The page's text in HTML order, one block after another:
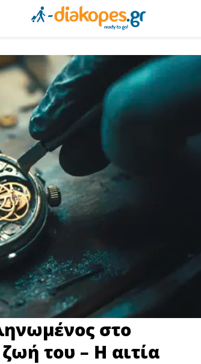
στο
του – Η αιτία